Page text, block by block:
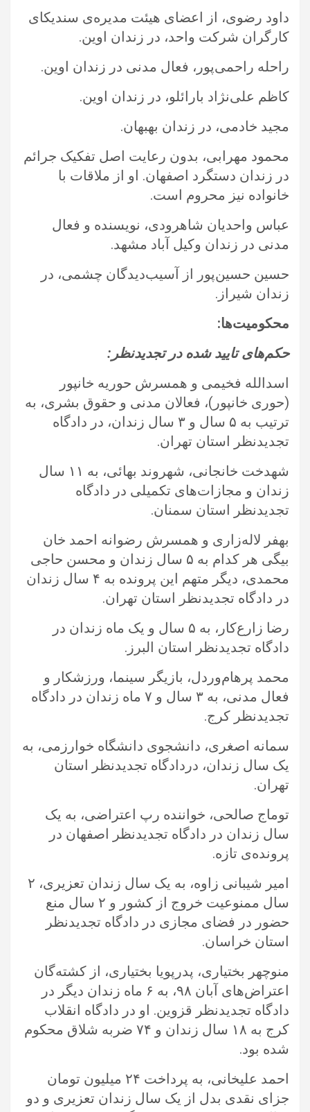
داود رضوی، از اعضای هیئت مدیره‌ی سندیکای
کارگران شرکت واحد، در زندان اوین.‏
راحله راحمی‌پور، فعال مدنی در زندان اوین.‏
کاظم علی‌نژاد بارائلو، در زندان اوین.‏
مجید خادمی، در زندان بهبهان.‏
محمود مهرابی، بدون رعایت اصل تفکیک جرائم
در زندان دستگرد اصفهان. او از ملاقات با
خانواده نیز محروم است.‏
عباس واحدیان شاهرودی، نویسنده و فعال
مدنی در زندان وکیل آباد مشهد.‏
حسین حسین‌پور از آسیب‌دیدگان چشمی، در
زندان شیراز.‏
محکومیت‌ها:‏
حکم‌های تایید شده در تجدیدنظر:‏
اسدالله فخیمی و همسرش حوریه خانپور
(حوری خانپور)، فعالان مدنی و حقوق بشری، به
ترتیب به ۵ سال و ۳ سال زندان، در دادگاه
‏تجدیدنظر استان تهران.‏
شهدخت خانجانی، شهروند بهائی، به ۱۱ سال
زندان و مجازات‌های تکمیلی در دادگاه
تجدیدنظر استان سمنان. ‏
بهفر لاله‌زاری و همسرش رضوانه احمد خان
بیگی هر کدام به ۵ سال زندان و محسن حاجی
محمدی، دیگر متهم این پرونده به ۴ سال زندان
‏در دادگاه تجدیدنظر استان تهران.‏
رضا زارع‌کار، به ۵ سال و یک ماه زندان در
دادگاه تجدیدنظر استان البرز.‏
محمد پرهام‌وردل، بازیگر سینما، ورزشکار و
فعال مدنی، به ۳ سال و ۷ ماه زندان در دادگاه
تجدیدنظر کرج.‏
سمانه اصغری، دانشجوی دانشگاه خوارزمی، به
یک سال زندان، دردادگاه تجدیدنظر استان
تهران.‏
توماج صالحی، خواننده رپ اعتراضی، به یک
سال زندان در دادگاه تجدیدنظر اصفهان در
پرونده‌ی تازه.‏
امیر شیبانی زاوه، به یک سال زندان تعزیری، ۲
سال ممنوعیت خروج از کشور و ۲ سال منع
حضور در فضای مجازی در دادگاه تجدیدنظر
‏استان خراسان. ‏
منوچهر بختیاری، پدرپویا بختیاری، از کشته‌گان
اعتراض‌های آبان ۹۸، به ۶ ماه زندان دیگر در
دادگاه تجدیدنظر قزوین. او در دادگاه انقلاب
‏کرج به ۱۸ سال زندان و ۷۴ ضربه شلاق محکوم
شده بود.‏
احمد علیخانی، به پرداخت ۲۴ میلیون تومان
جزای نقدی بدل از یک سال زندان تعزیری و دو